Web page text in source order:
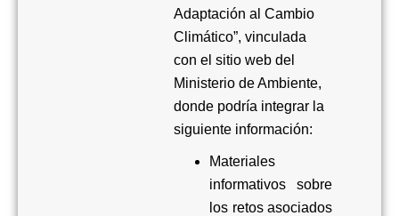
Adaptación al Cambio
Climático”, vinculada
con el sitio web del
Ministerio de Ambiente,
donde podría integrar la
siguiente información:
Materiales
informativos sobre
los retos asociados